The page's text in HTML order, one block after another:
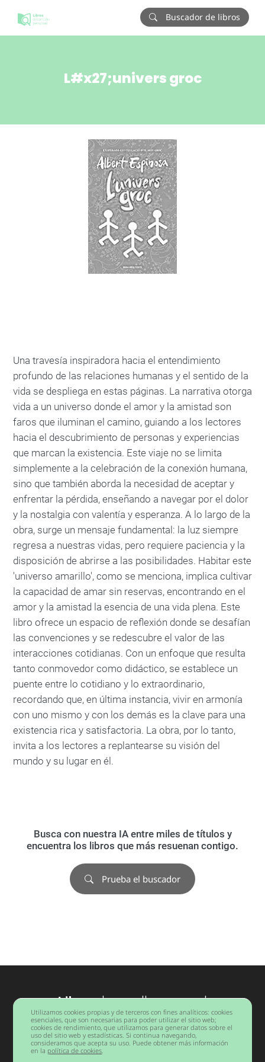
Buscador de libros
L#x27;univers groc
Una travesía inspiradora hacia el entendimiento
profundo de las relaciones humanas y el sentido de la
vida se despliega en estas páginas. La narrativa otorga
vida a un universo donde el amor y la amistad son
faros que iluminan el camino, guiando a los lectores
hacia el descubrimiento de personas y experiencias
que marcan la existencia. Este viaje no se limita
simplemente a la celebración de la conexión humana,
sino que también aborda la necesidad de aceptar y
enfrentar la pérdida, enseñando a navegar por el dolor
y la nostalgia con valentía y esperanza. A lo largo de la
obra, surge un mensaje fundamental: la luz siempre
regresa a nuestras vidas, pero requiere paciencia y la
disposición de abrirse a las posibilidades. Habitar este
'universo amarillo', como se menciona, implica cultivar
la capacidad de amar sin reservas, encontrando en el
amor y la amistad la esencia de una vida plena. Este
libro ofrece un espacio de reflexión donde se desafían
las convenciones y se redescubre el valor de las
interacciones cotidianas. Con un enfoque que resulta
tanto conmovedor como didáctico, se establece un
puente entre lo cotidiano y lo extraordinario,
recordando que, en última instancia, vivir en armonía
con uno mismo y con los demás es la clave para una
existencia rica y satisfactoria. La obra, por lo tanto,
invita a los lectores a replantearse su visión del
mundo y su lugar en él.
Busca con nuestra IA entre miles de títulos y
encuentra los libros que más resuenan contigo.
Prueba el buscador
Librosdesarrollo personal
Barcelona
Copyright © 2026 Todos los derechos reservados.
Utilizamos cookies propias y de terceros con fines analíticos: cookies
esenciales, que son necesarias para poder utilizar el sitio web;
cookies de rendimiento, que utilizamos para generar datos sobre el
uso del sitio web y estadísticas. Si continua navegando,
consideramos que acepta su uso. Puede obtener más información
en la política de cookies.